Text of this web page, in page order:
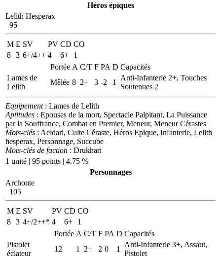
Héros épiques
Lelith Hesperax
95
M E SV PV CD CO
8 3 6+/4++ 4 6+
1
Portée A C/T F PA D Capacités
Lames de
Lelith
Mêlée 8 2+ 3 -2 1
Anti-Infanterie 2+, Touches
Soutenues 2
Equipement: Lames de Lelith
Aptitudes : Epouses de la mort, Spectacle Palpitant, La Puissance
par la Souffrance, Combat en Premier, Meneur, Meneur Cérastes
Mots-clés : Aeldari, Culte Céraste, Héros Epique, Infanterie, Lelith
hesperax, Personnage, Succube
Mots-clés de faction : Drukhari
1 unité | 95 points | 4.75 %
Personnages
Archonte
105
M E SV PV CD CO
8 3 4+/2++* 4 6+
1
Portée A C/T F PA D Capacités
Pistolet
éclateur
12 1 2+ 2 0 1
Anti-Infanterie 3+, Assaut,
Pistolet